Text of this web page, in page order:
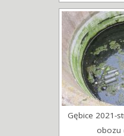
Gębice 2021-
obozu